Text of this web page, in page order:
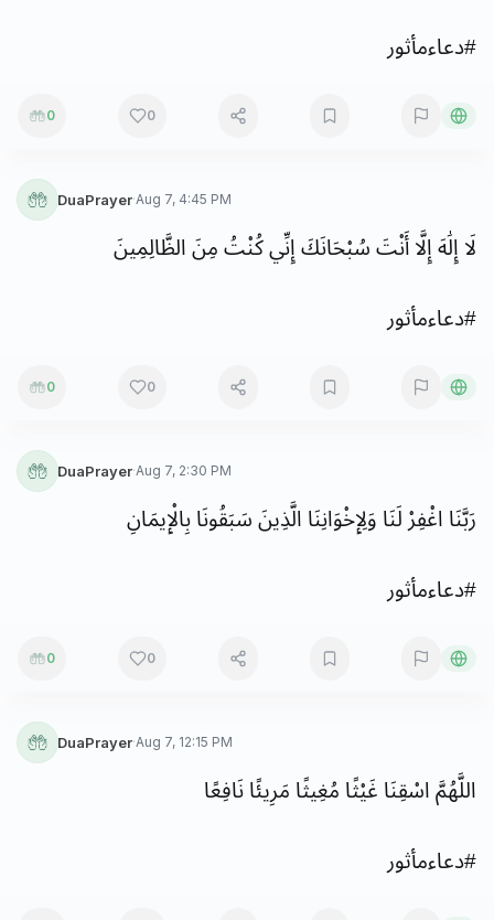
#دعاءمأثور
0 0
DuaPrayer·Aug 7, 4:45 PM
لَاإِلَٰهَإِلَّاأَنْتَسُبْحَانَكَإِنِّيكُنْتُمِنَالظَّالِمِينَ
#دعاءمأثور
0 0
DuaPrayer·Aug 7, 2:30 PM
رَبَّنَااغْفِرْلَنَاوَلِإِخْوَانِنَاالَّذِينَسَبَقُونَابِالْإِيمَانِ
#دعاءمأثور
0 0
DuaPrayer·Aug 7, 12:15 PM
اللَّهُمَّاسْقِنَاغَيْثًامُغِيثًامَرِيئًانَافِعًا
#دعاءمأثور